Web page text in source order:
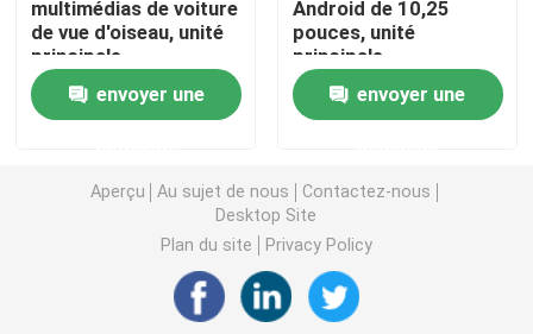
Autoradio d'OEM
Boîte de Carplay AI
Came DVR de tiret de voiture
Caméra de voiture panoramique 360
multimédias de voiture
de vue d'oiseau, unité
principale
automatique d'Android
pour le nouveau Mazda
envoyer une
Android de 10,25
pouces, unité
principale
automatique sans fil
d'Android avec la
manette 4G DSP
envoyer une
Aperçu Au sujet de nous
Contactez-nous
Desktop Site
Plan du site
Privacy Policy